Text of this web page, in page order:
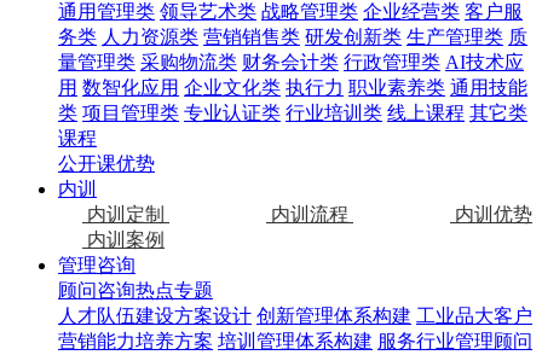
通用管理类 领导艺术类 战略管理类 企业经营类 客户服
务类 人力资源类 营销销售类 研发创新类 生产管理类 质
量管理类 采购物流类 财务会计类 行政管理类 AI技术应
用 数智化应用 企业文化类 执行力 职业素养类 通用技能
类 项目管理类 专业认证类 行业培训类 线上课程 其它类
课程
公开课优势
内训
内训定制
内训流程
内训优势
内训案例
管理咨询
顾问咨询热点专题
人才队伍建设方案设计 创新管理体系构建 工业品大客户
营销能力培养方案 培训管理体系构建 服务行业管理顾问